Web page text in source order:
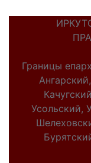
Границы
Усольский,